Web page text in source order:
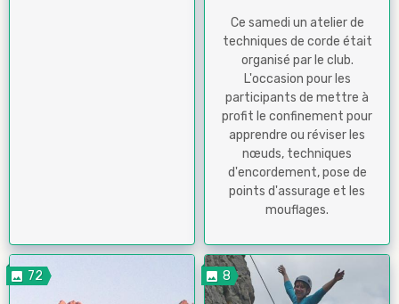
Ce samedi un atelier de
techniques de corde était
organisé par le club.
L'occasion pour les
participants de mettre à
profit le confinement pour
apprendre ou réviser les
nœuds, techniques
d'encordement, pose de
points d'assurage et les
mouflages.
72 8